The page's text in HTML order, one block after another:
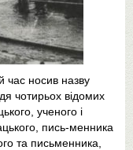
час носив назву
чотирьох відомих
ученого і
пись-менника
та письменника,